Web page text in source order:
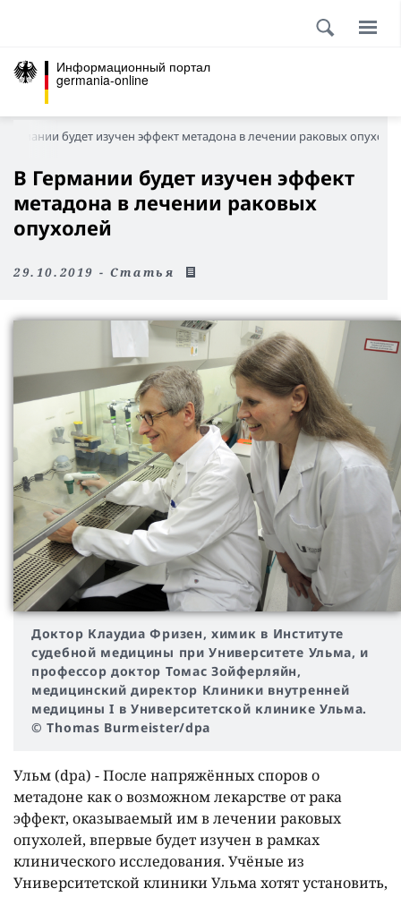
Информационный портал
germania-online
Германии будет изучен эффект метадона в лечении раковых
В Германии будет изучен эффект
метадона в лечении раковых
опухолей
29.10.2019 - Статья
Доктор Клаудиа Фризен, химик в Институте
судебной медицины при Университете Ульма, и
профессор доктор Томас Зойферляйн,
медицинский директор Клиники внутренней
медицины I в Университетской клинике Ульма.
© Thomas Burmeister/dpa
Ульм (dpa) - После напряжëнных споров о
метадоне как о возможном лекарстве от рака
эффект, оказываемый им в лечении раковых
опухолей, впервые будет изучен в рамках
клинического исследования. Учëные из
Университетской клиники Ульма хотят установить,